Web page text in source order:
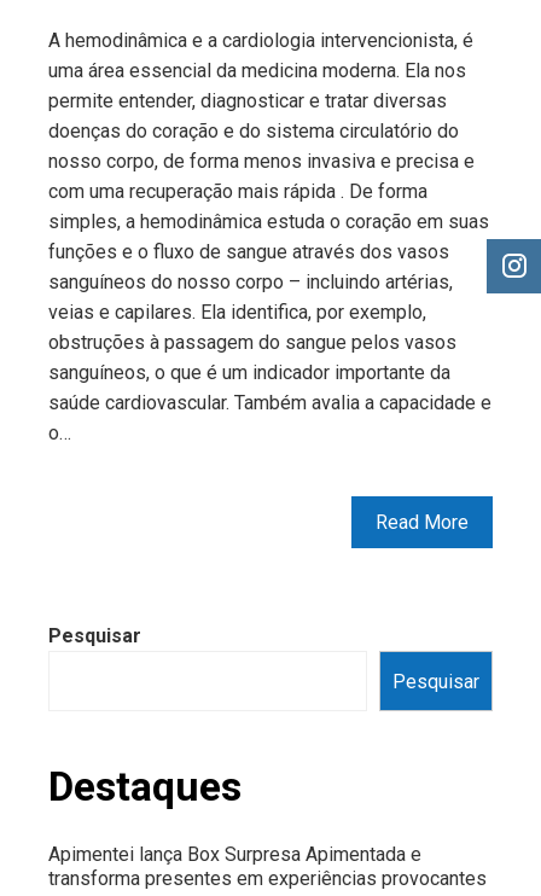
A hemodinâmica e a cardiologia intervencionista, é
uma área essencial da medicina moderna. Ela nos
permite entender, diagnosticar e tratar diversas
doenças do coração e do sistema circulatório do
nosso corpo, de forma menos invasiva e precisa e
com uma recuperação mais rápida . De forma
simples, a hemodinâmica estuda o coração em suas
funções e o fluxo de sangue através dos vasos
sanguíneos do nosso corpo – incluindo artérias,
veias e capilares. Ela identifica, por exemplo,
obstruções à passagem do sangue pelos vasos
sanguíneos, o que é um indicador importante da
saúde cardiovascular. Também avalia a capacidade e
o…
Read More
Pesquisar
Pesquisar
Destaques
Apimentei lança Box Surpresa Apimentada e
transforma presentes em experiências provocantes